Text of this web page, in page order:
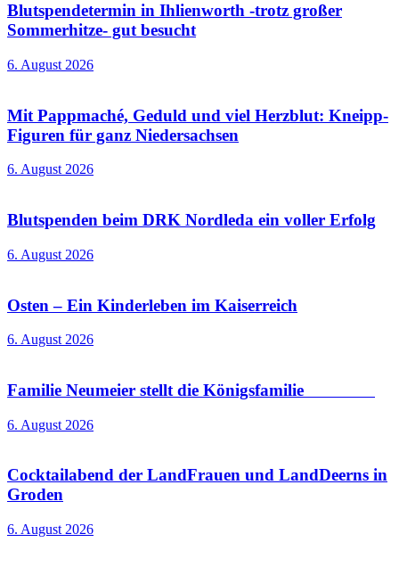
Blutspendetermin in Ihlienworth -trotz großer
Sommerhitze- gut besucht
6. August 2026
Mit Pappmaché, Geduld und viel Herzblut: Kneipp-
Figuren für ganz Niedersachsen
6. August 2026
Blutspenden beim DRK Nordleda ein voller Erfolg
6. August 2026
Osten – Ein Kinderleben im Kaiserreich
6. August 2026
Familie Neumeier stellt die Königsfamilie
6. August 2026
Cocktailabend der LandFrauen und LandDeerns in
Groden
6. August 2026